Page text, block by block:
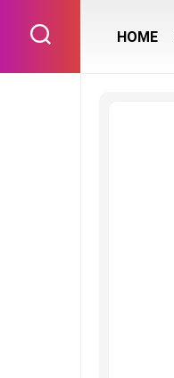
content
HOME